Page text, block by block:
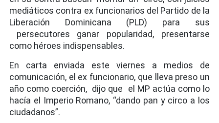
mediáticos contra ex funcionarios del Partido de la
Liberación Dominicana (PLD) para sus
persecutores ganar popularidad, presentarse
como héroes indispensables.
En carta enviada este viernes a medios de
comunicación, el ex funcionario, que lleva preso un
año como coerción, dijo que el MP actúa como lo
hacía el Imperio Romano, “dando pan y circo a los
ciudadanos”.